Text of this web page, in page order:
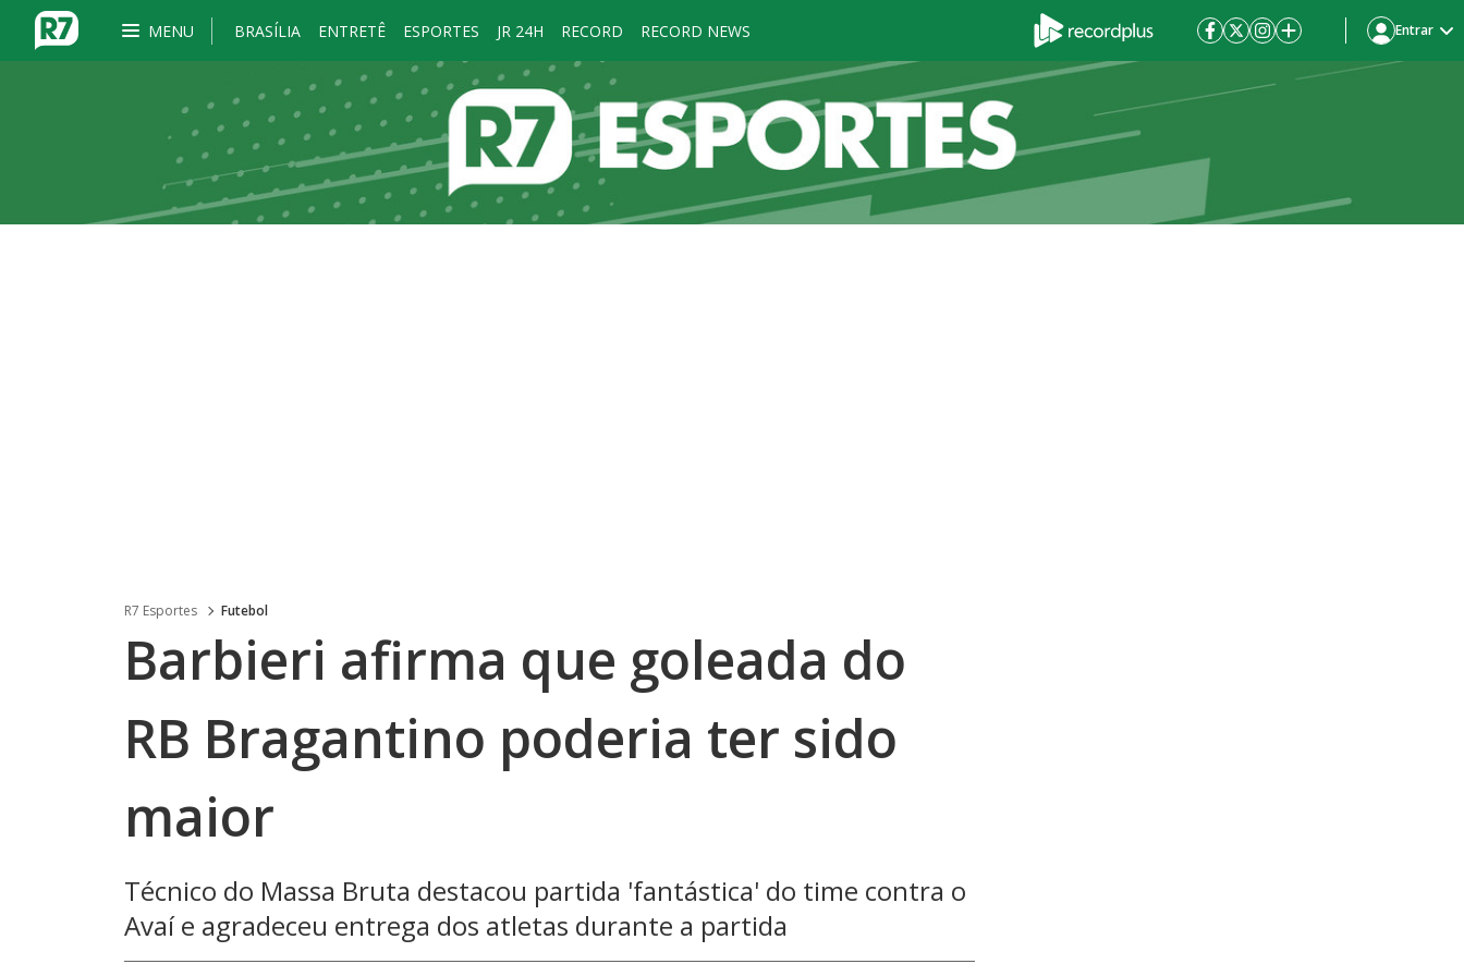
MENU BRASÍLIA ENTRETÊ ESPORTES JR 24H RECORD RECORD NEWS Entrar
R7 Esportes Futebol
Barbieri afirma que goleada do
RB Bragantino poderia ter sido
maior
Técnico do Massa Bruta destacou partida 'fantástica' do time contra o
Avaí e agradeceu entrega dos atletas durante a partida